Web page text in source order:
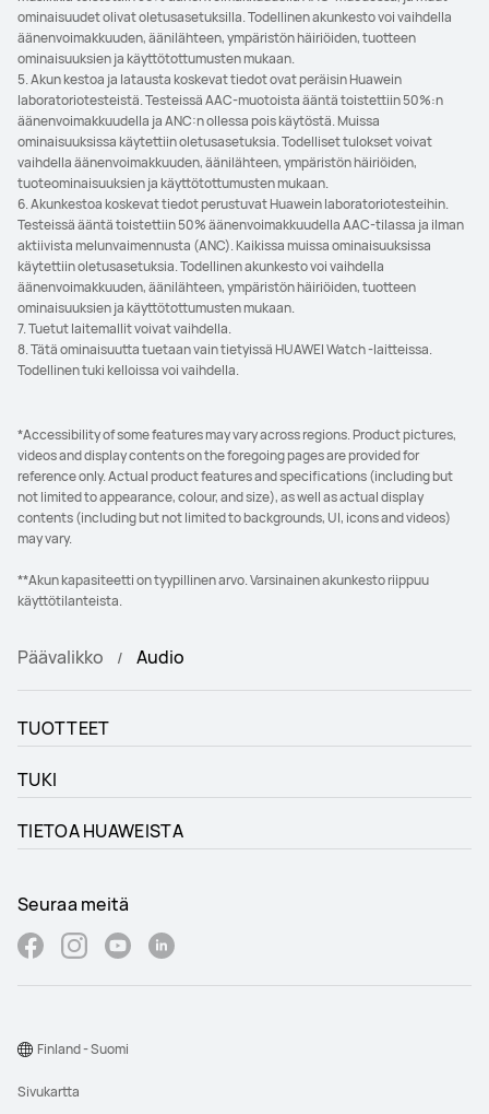
ominaisuudet olivat oletusasetuksilla. Todellinen akunkesto voi vaihdella
äänenvoimakkuuden, äänilähteen, ympäristön häiriöiden, tuotteen
ominaisuuksien ja käyttötottumusten mukaan.
5. Akun kestoa ja latausta koskevat tiedot ovat peräisin Huawein
laboratoriotesteistä. Testeissä AAC-muotoista ääntä toistettiin 50%:n
äänenvoimakkuudella ja ANC:n ollessa pois käytöstä. Muissa
ominaisuuksissa käytettiin oletusasetuksia. Todelliset tulokset voivat
vaihdella äänenvoimakkuuden, äänilähteen, ympäristön häiriöiden,
tuoteominaisuuksien ja käyttötottumusten mukaan.
6. Akunkestoa koskevat tiedot perustuvat Huawein laboratoriotesteihin.
Testeissä ääntä toistettiin 50% äänenvoimakkuudella AAC-tilassa ja ilman
aktiivista melunvaimennusta (ANC). Kaikissa muissa ominaisuuksissa
käytettiin oletusasetuksia. Todellinen akunkesto voi vaihdella
äänenvoimakkuuden, äänilähteen, ympäristön häiriöiden, tuotteen
ominaisuuksien ja käyttötottumusten mukaan.
7. Tuetut laitemallit voivat vaihdella.
8. Tätä ominaisuutta tuetaan vain tietyissä HUAWEI Watch -laitteissa.
Todellinen tuki kelloissa voi vaihdella.
*Accessibility of some features may vary across regions. Product pictures,
videos and display contents on the foregoing pages are provided for
reference only. Actual product features and specifications (including but
not limited to appearance, colour, and size), as well as actual display
contents (including but not limited to backgrounds, UI, icons and videos)
may vary.
**Akun kapasiteetti on tyypillinen arvo. Varsinainen akunkesto riippuu
käyttötilanteista.
Päävalikko Audio
TUOTTEET
TUKI
TIETOA HUAWEISTA
Seuraa meitä
Sivukartta
Finland - Suomi